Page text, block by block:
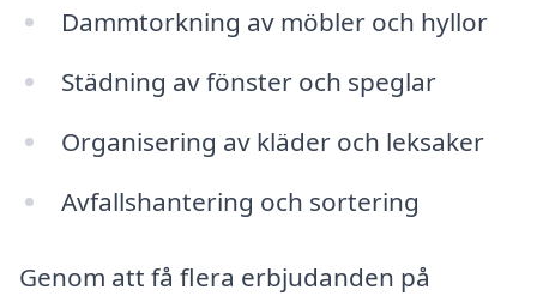
Dammtorkning av möbler och hyllor
Städning av fönster och speglar
Organisering av kläder och leksaker
Avfallshantering och sortering
Genom att få flera erbjudanden på